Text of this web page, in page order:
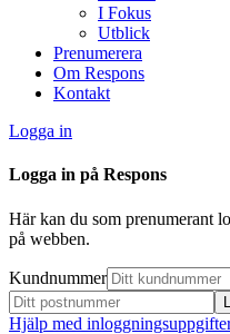
I Fokus
Utblick
Prenumerera
Om Respons
Kontakt
Logga in
Logga in på Respons
Här kan du som prenumerant
på webben.
Kundnummer
Hjälp med